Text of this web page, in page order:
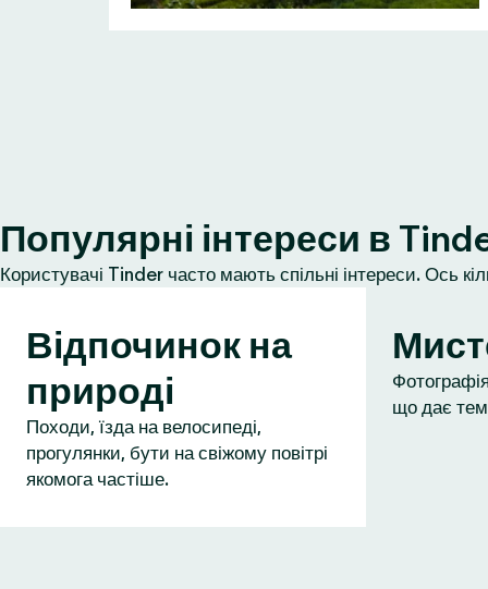
Популярні інтереси в
Користувачі Tinder часто мають спільні інтереси. Ось
Відпочинок на
природі
Походи, їзда на велосипеді,
прогулянки, бути на свіжому повітрі
якомога частіше.
що дає